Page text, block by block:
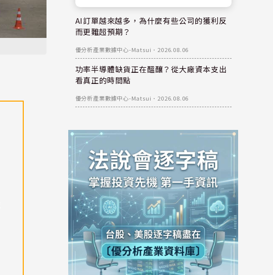
AI訂單越來越多，為什麼有些公司的獲利反
而更難超預期？
優分析產業數據中心-Matsui ． 2026.08.06
功率半導體缺貨正在醞釀？從大廠資本支出
看真正的時間點
優分析產業數據中心-Matsui ． 2026.08.06